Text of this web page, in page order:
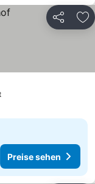
Teilen
Preise sehen
Preise sehen